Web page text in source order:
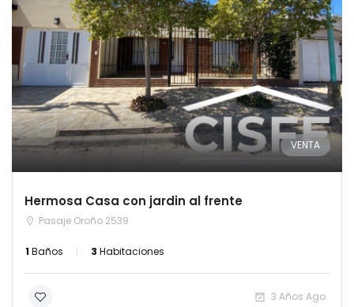
VENTA
Hermosa Casa con jardin al frente
Pasaje Oroño 2539
1 Baños 3 Habitaciones
3 Años Ago